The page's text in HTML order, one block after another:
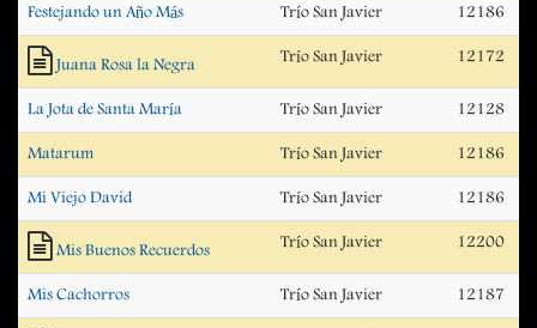
Festejando un Año Más Trío San Javier 12186
Juana Rosa la Negra Trío San Javier 12172
La Jota de Santa María Trío San Javier 12128
Matarum Trío San Javier 12186
Mi Viejo David Trío San Javier 12186
Mis Buenos Recuerdos Trío San Javier 12200
Mis Cachorros Trío San Javier 12187